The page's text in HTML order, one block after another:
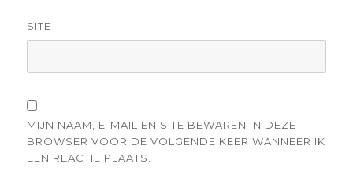
SITE
MIJN NAAM, E-MAIL EN SITE BEWAREN IN DEZE
BROWSER VOOR DE VOLGENDE KEER WANNEER IK
EEN REACTIE PLAATS.